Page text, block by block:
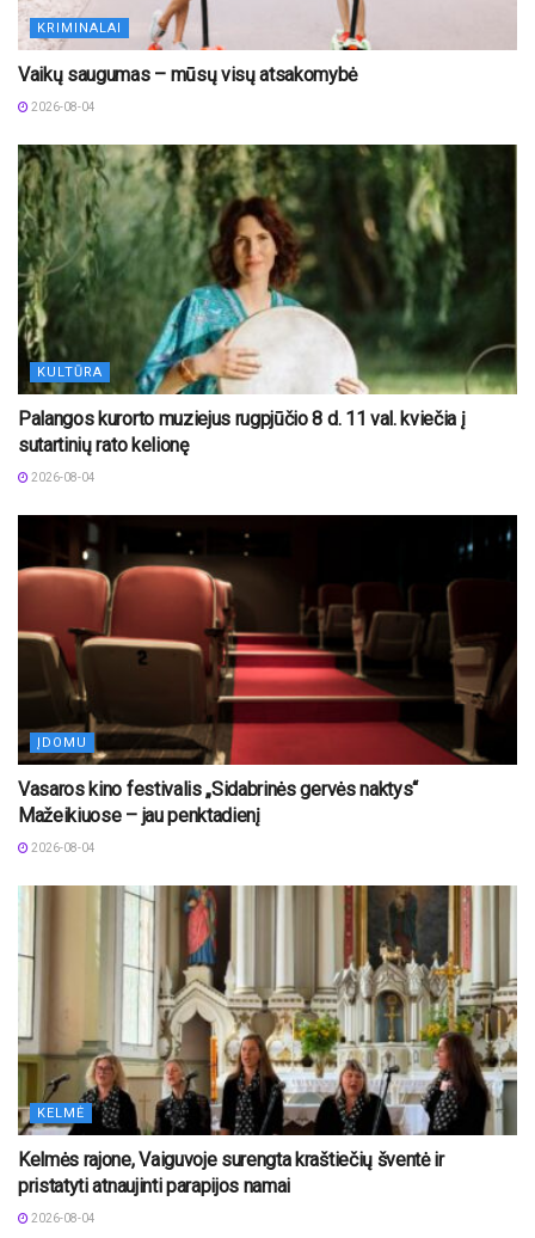
KRIMINALAI
Vaikų saugumas – mūsų visų atsakomybė
2026-08-04
KULTŪRA
Palangos kurorto muziejus rugpjūčio 8 d. 11 val. kviečia į
sutartinių rato kelionę
2026-08-04
ĮDOMU
Vasaros kino festivalis „Sidabrinės gervės naktys“
Mažeikiuose – jau penktadienį
2026-08-04
KELMĖ
Kelmės rajone, Vaiguvoje surengta kraštiečių šventė ir
pristatyti atnaujinti parapijos namai
2026-08-04